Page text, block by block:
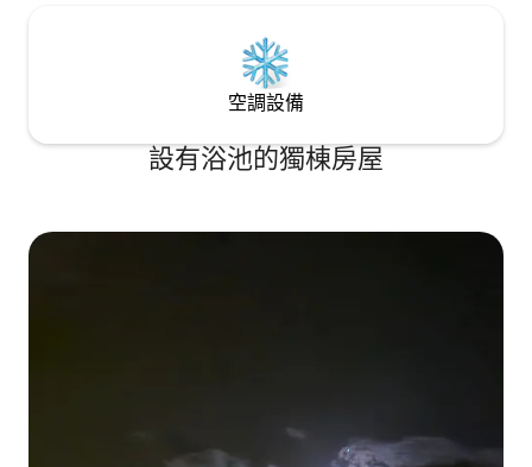
空調設備
設有浴池的獨棟房屋